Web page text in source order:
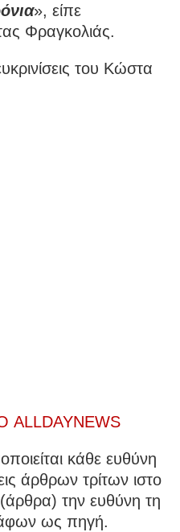
», είπε
Φραγκολιάς.
του Κώστα
ALLDAYNEWS
κάθε ευθύνη
άρθρων τρίτων ιστο
την ευθύνη τη
ως πηγή.